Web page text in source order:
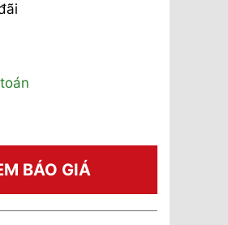
BÁO GIÁ